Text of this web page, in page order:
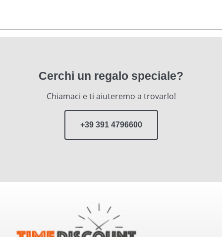
Cerchi un regalo speciale?
Chiamaci e ti aiuteremo a trovarlo!
+39 391 4796600